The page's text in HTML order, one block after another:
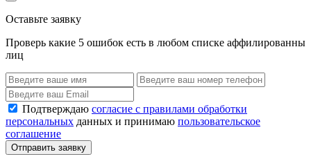
Оставьте заявку
Проверь какие 5 ошибок есть в любом списке аффилированны
лиц
Подтверждаю согласие с правилами обработки
персональных данных и принимаю пользовательское
соглашение
Отправить заявку